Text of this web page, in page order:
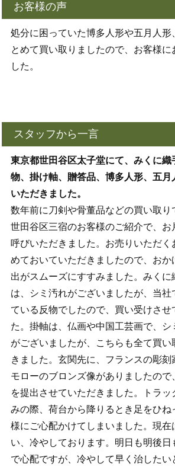
お客様の声
処分に困っていた博多人形や五月人形
とめて買い取りましたので、お客様に
した。
スタッフから一言
東京都世田谷区太子堂にて、みくに織
物、掛け軸、贈答品、博多人形、五月
いただきました。
数年前に刀剣や骨董品などの買い取り
世田谷区三宿のお客様のご紹介で、お
呼びいただきました。お売りいただく
めておいていただきましたので、おか
出がスムーズにすすみました。みくに
は、シミ汚れがございましたが、当社
ている反物でしたので、買い受けさせ
た。掛軸は、仏画や中国工芸画で、シ
がございましたが、こちらも全て買い
きました。玄関先に、フランスの彫刻
モローのブロンズ像がありましたので
を提出させていただきました。トラッ
みの際、荷台から降りるとき足をひね
様にご心配かけてしまいました。現在
い、冷やしております。明日も明後日
で心配ですが、冷やして早く治したい